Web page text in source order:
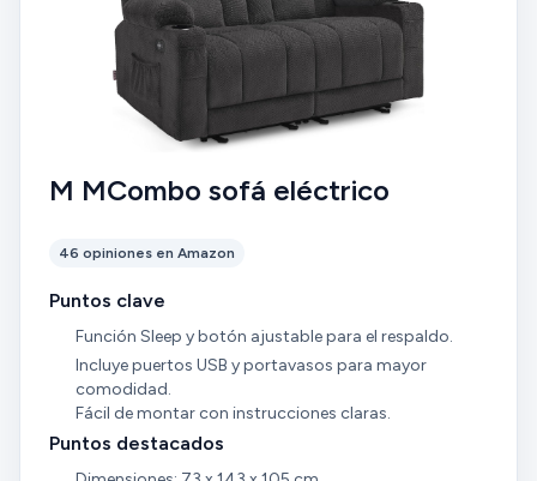
M MCombo sofá eléctrico
46 opiniones en Amazon
Puntos clave
Función Sleep y botón ajustable para el respaldo.
Incluye puertos USB y portavasos para mayor
comodidad.
Fácil de montar con instrucciones claras.
Puntos destacados